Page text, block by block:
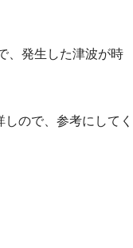
、発生した津波が時
ので、参考にしてく